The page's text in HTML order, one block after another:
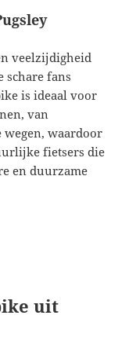
veelzijdigheid
schare fans
is ideaal voor
van
wegen, waardoor
fietsers die
en duurzame
uit